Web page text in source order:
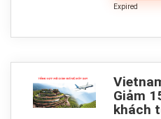
Expired
Giảm
khách